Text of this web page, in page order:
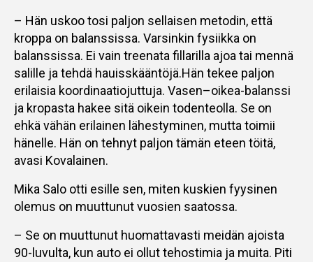
– Hän uskoo tosi paljon sellaisen metodin, että
kroppa on balanssissa. Varsinkin fysiikka on
balanssissa. Ei vain treenata fillarilla ajoa tai mennä
salille ja tehdä hauisskääntöjä.Hän tekee paljon
erilaisia koordinaatiojuttuja. Vasen–oikea-balanssi
ja kropasta hakee sitä oikein todenteolla. Se on
ehkä vähän erilainen lähestyminen, mutta toimii
hänelle. Hän on tehnyt paljon tämän eteen töitä,
avasi Kovalainen.
Mika Salo otti esille sen, miten kuskien fyysinen
olemus on muuttunut vuosien saatossa.
– Se on muuttunut huomattavasti meidän ajoista
90-luvulta, kun auto ei ollut tehostimia ja muita. Piti